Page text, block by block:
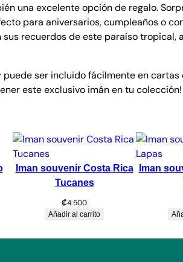
a
n
t
d
una excelente opción de regalo.
para aniversarios, cumpleaños o
recuerdos de este paraíso
ser incluido fácilmente en
este exclusivo imán en tu colección!
Iman souvenir Costa Rica
Tucanes
₡4 500
Añadir al carrito
Iman